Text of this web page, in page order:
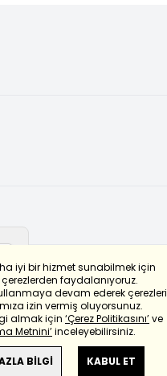
iyi bir hizmet sunabilmek için
faydalanıyoruz.
devam ederek çerezleri
izin vermiş oluyorsunuz.
almak için ‘Çerez Politikasını’ve
Metnini’inceleyebilirsiniz.
BİLGİ KABUL ET